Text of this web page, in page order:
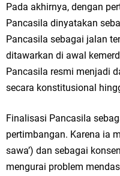
Pada akhirnya, dengan
Pancasila dinyatakan
Pancasila sebagai jalan
ditawarkan di awal
Pancasila resmi menjadi
secara konstitusional
Finalisasi Pancasila
pertimbangan. Karena ia
sawa’) dan sebagai
mengurai problem